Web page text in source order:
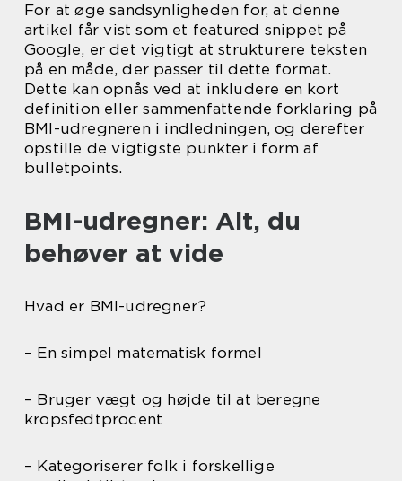
For at øge sandsynligheden for, at denne
artikel får vist som et featured snippet på
Google, er det vigtigt at strukturere teksten
på en måde, der passer til dette format.
Dette kan opnås ved at inkludere en kort
definition eller sammenfattende forklaring på
BMI-udregneren i indledningen, og derefter
opstille de vigtigste punkter i form af
bulletpoints.
BMI-udregner: Alt, du
behøver at vide
Hvad er BMI-udregner?
– En simpel matematisk formel
– Bruger vægt og højde til at beregne
kropsfedtprocent
– Kategoriserer folk i forskellige